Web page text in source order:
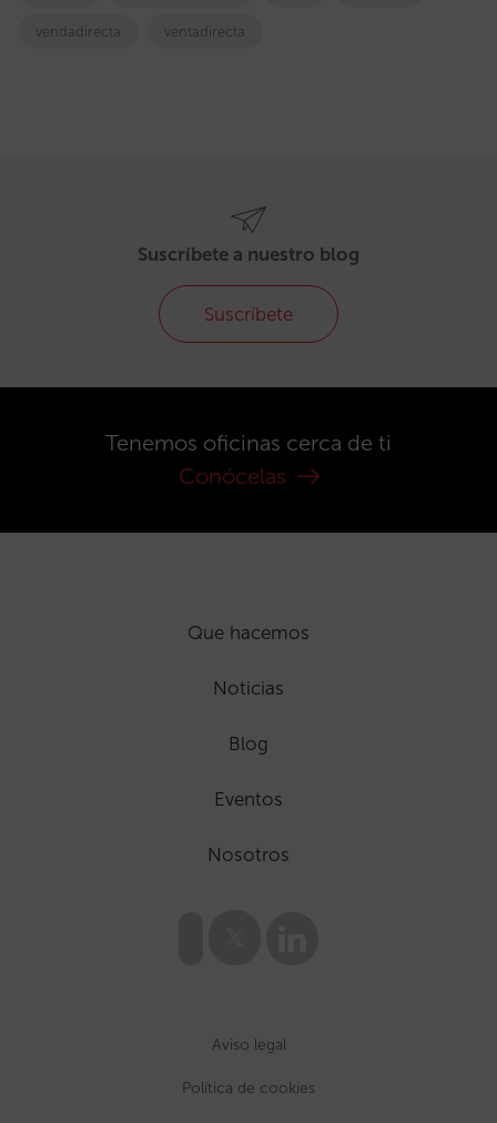
vendadirecta ventadirecta
Suscríbete a nuestro blog
Suscríbete
Tenemos oficinas cerca de ti
Conócelas
Que hacemos
Noticias
Blog
Eventos
Nosotros
Aviso legal
Política de cookies